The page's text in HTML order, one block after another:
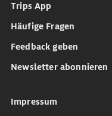
Trips App
Häufige Fragen
Feedback geben
Newsletter abonnieren
Impressum